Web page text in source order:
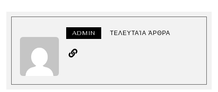
ADMIN ΤΕΛΕΥΤΑΊΑ ΆΡΘΡΑ